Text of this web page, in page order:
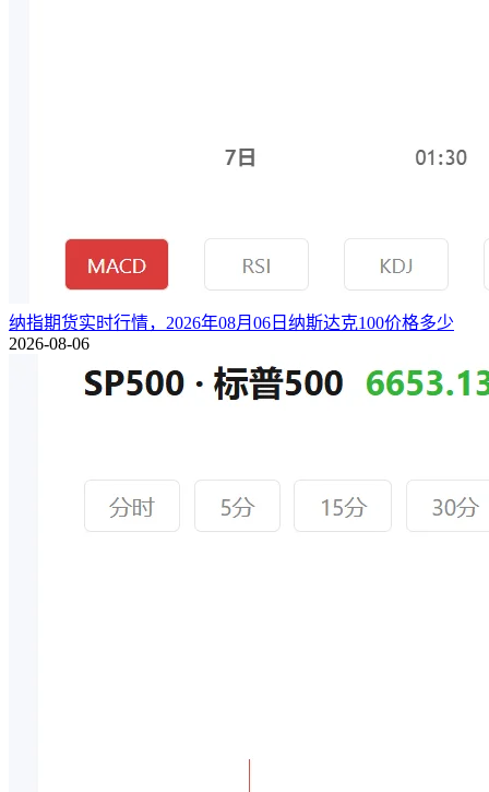
纳指期货实时行情，2026年08月06日纳斯达克100价格多少
2026-08-06